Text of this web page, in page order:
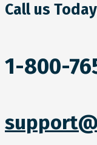
Call us
1-800-